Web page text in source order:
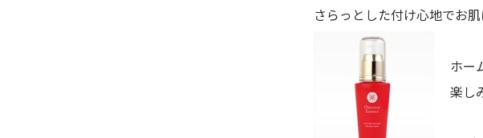
さらっとした付け心地でお
ホー
楽し